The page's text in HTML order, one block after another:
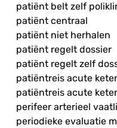
patiënt belt zelf
patiënt centraal
patiënt niet herhalen
patiënt regelt dossier
patiënt regelt zelf
patiëntreis acute
patiëntreis acute
perifeer arterieel
periodieke evaluatie